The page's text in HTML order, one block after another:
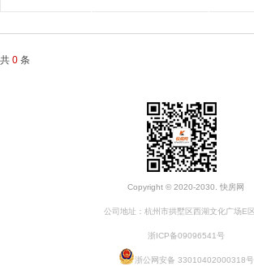
共 0 条
Copyright © 2020-2030. 快房网
公司地址：杭州市拱墅区西湖文化广场E
浙ICP备09096541号
浙公网安备 33010402000318号